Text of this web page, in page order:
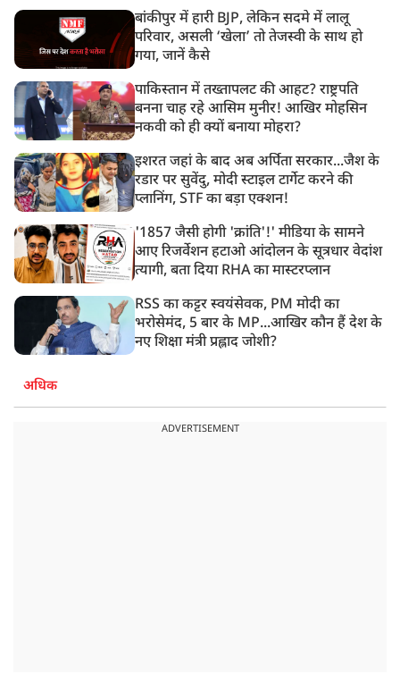
बांकीपुर में हारी BJP, लेकिन सदमे में लालू
परिवार, असली ‘खेला’ तो तेजस्वी के साथ हो
गया, जानें कैसे
पाकिस्तान में तख्तापलट की आहट? राष्ट्रपति
बनना चाह रहे आसिम मुनीर! आखिर मोहसिन
नकवी को ही क्यों बनाया मोहरा?
इशरत जहां के बाद अब अर्पिता सरकार...जैश के
रडार पर सुवेंदु, मोदी स्टाइल टार्गेट करने की
प्लानिंग, STF का बड़ा एक्शन!
'1857 जैसी होगी 'क्रांति'!' मीडिया के सामने
आए रिजर्वेशन हटाओ आंदोलन के सूत्रधार वेदांश
त्यागी, बता दिया RHA का मास्टरप्लान
RSS का कट्टर स्वयंसेवक, PM मोदी का
भरोसेमंद, 5 बार के MP...आखिर कौन हैं देश के
नए शिक्षा मंत्री प्रह्लाद जोशी?
अधिक
ADVERTISEMENT